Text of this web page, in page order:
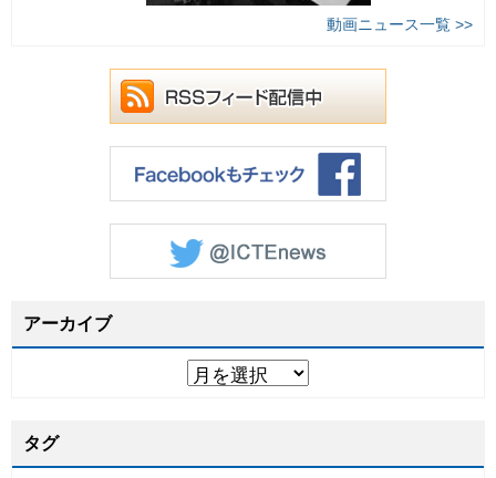
動画ニュース一覧 >>
アーカイブ
タグ